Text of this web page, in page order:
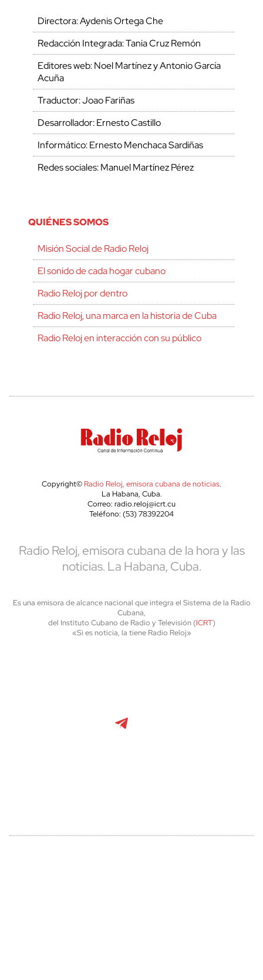
Directora: Aydenis Ortega Che
Redacción Integrada: Tania Cruz Remón
Editores web: Noel Martínez y Antonio García
Acuña
Traductor: Joao Fariñas
Desarrollador: Ernesto Castillo
Informático: Ernesto Menchaca Sardiñas
Redes sociales: Manuel Martínez Pérez
QUIÉNES SOMOS
Misión Social de Radio Reloj
El sonido de cada hogar cubano
Radio Reloj por dentro
Radio Reloj, una marca en la historia de Cuba
Radio Reloj en interacción con su público
Copyright© Radio Reloj, emisora cubana de noticias.
La Habana, Cuba.
Correo: radio.reloj@icrt.cu
Teléfono: (53) 78392204
Radio Reloj, emisora cubana de la hora y las
noticias. La Habana, Cuba.
Es una emisora de alcance nacional que integra el Sistema de la Radio
Cubana,
del Instituto Cubano de Radio y Televisión (ICRT)
«Si es noticia, la tiene Radio Reloj»